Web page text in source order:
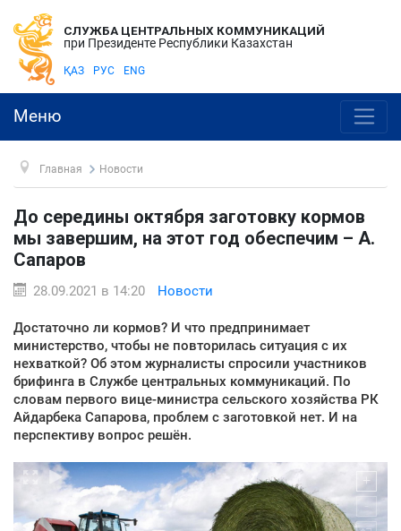
СЛУЖБА ЦЕНТРАЛЬНЫХ КОММУНИКАЦИЙ
при Президенте Республики Казахстан
ҚАЗ РУС ENG
Меню
Главная Новости
До середины октября заготовку кормов
мы завершим, на этот год обеспечим – А.
Сапаров
28.09.2021 в 14:20 Новости
Достаточно ли кормов? И что предпринимает
министерство, чтобы не повторилась ситуация с их
нехваткой? Об этом журналисты спросили участников
брифинга в Службе центральных коммуникаций. По
словам первого вице-министра сельского хозяйства РК
Айдарбека Сапарова, проблем с заготовкой нет. И на
перспективу вопрос решён.